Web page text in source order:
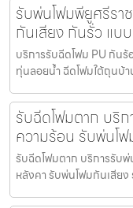
รับพ่นโฟมพียูศรีรา
กันเสียง กันรั่ว แบ
บริการรับฉีดโฟม PU กัน
ทุ่นลอยน้ำ ฉีดโฟมใต้ถุนบ้
รับฉีดโฟมตาก บริ
ความร้อน รับพ่นโ
รับฉีดโฟมตาก บริการรับ
หลังคา รับพ่นโฟมกันเสียง